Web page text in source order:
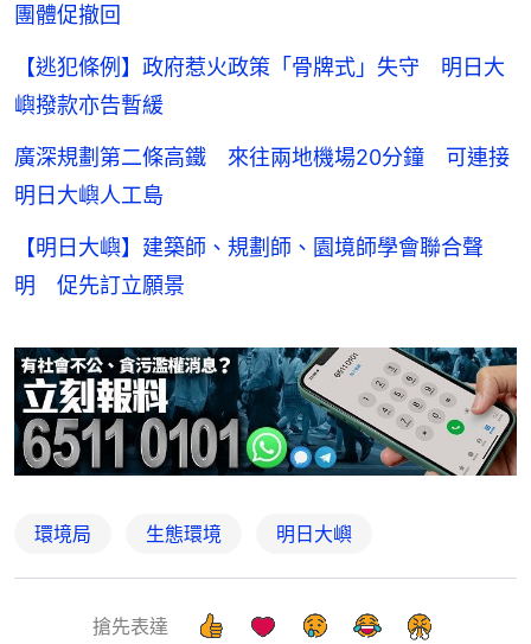
團體促撤回
【逃犯條例】政府惹火政策「骨牌式」失守 明日大
嶼撥款亦告暫緩
廣深規劃第二條高鐵 來往兩地機場20分鐘 可連接
明日大嶼人工島
【明日大嶼】建築師、規劃師、園境師學會聯合聲
明 促先訂立願景
環境局 生態環境 明日大嶼
搶先表達